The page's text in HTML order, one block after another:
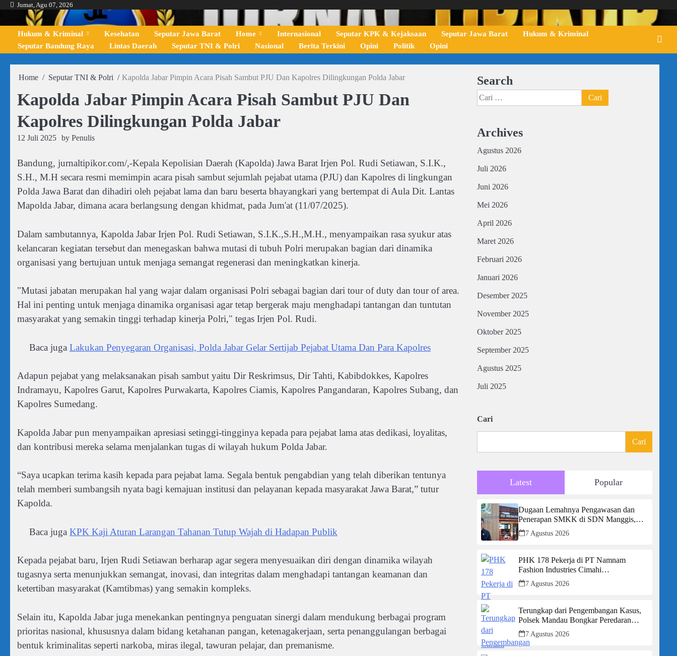
Skip
content
Jumat, Agu 07, 2026
Hukum & Kriminal Kesehatan Seputar Jawa Barat Home Internasional Seputar KPK & Kejaksaan Seputar Jawa Barat
Hukum & Kriminal
Seputar Bandung Raya
Lintas Daerah Seputar TNI & Polri Nasional Berita Terkini Opini Politik Opini
Home Seputar TNI & Polri Kapolda Jabar Pimpin Acara Pisah Sambut PJU Dan Kapolres Dilingkungan Polda Jabar
Kapolda Jabar Pimpin Acara Pisah Sambut PJU Dan
Kapolres Dilingkungan Polda Jabar
12 Juli 2025 by Penulis
Bandung, jurnaltipikor.com/,-Kepala Kepolisian Daerah (Kapolda) Jawa Barat Irjen Pol. Rudi Setiawan, S.I.K.,
S.H., M.H secara resmi memimpin acara pisah sambut sejumlah pejabat utama (PJU) dan Kapolres di lingkungan
Polda Jawa Barat dan dihadiri oleh pejabat lama dan baru beserta bhayangkari yang bertempat di Aula Dit. Lantas
Mapolda Jabar, dimana acara berlangsung dengan khidmat, pada Jum'at (11/07/2025).
Dalam sambutannya, Kapolda Jabar Irjen Pol. Rudi Setiawan, S.I.K.,S.H.,M.H., menyampaikan rasa syukur atas
kelancaran kegiatan tersebut dan menegaskan bahwa mutasi di tubuh Polri merupakan bagian dari dinamika
organisasi yang bertujuan untuk menjaga semangat regenerasi dan meningkatkan kinerja.
"Mutasi jabatan merupakan hal yang wajar dalam organisasi Polri sebagai bagian dari tour of duty dan tour of area.
Hal ini penting untuk menjaga dinamika organisasi agar tetap bergerak maju menghadapi tantangan dan tuntutan
masyarakat yang semakin tinggi terhadap kinerja Polri," tegas Irjen Pol. Rudi.
Baca juga Lakukan Penyegaran Organisasi, Polda Jabar Gelar Sertijab Pejabat Utama Dan Para Kapolres
Adapun pejabat yang melaksanakan pisah sambut yaitu Dir Reskrimsus, Dir Tahti, Kabibdokkes, Kapolres
Indramayu, Kapolres Garut, Kapolres Purwakarta, Kapolres Ciamis, Kapolres Pangandaran, Kapolres Subang, dan
Kapolres Sumedang.
Kapolda Jabar pun menyampaikan apresiasi setinggi-tingginya kepada para pejabat lama atas dedikasi, loyalitas,
dan kontribusi mereka selama menjalankan tugas di wilayah hukum Polda Jabar.
“Saya ucapkan terima kasih kepada para pejabat lama. Segala bentuk pengabdian yang telah diberikan tentunya
telah memberi sumbangsih nyata bagi kemajuan institusi dan pelayanan kepada masyarakat Jawa Barat,” tutur
Kapolda.
Baca juga KPK Kaji Aturan Larangan Tahanan Tutup Wajah di Hadapan Publik
Kepada pejabat baru, Irjen Rudi Setiawan berharap agar segera menyesuaikan diri dengan dinamika wilayah
tugasnya serta menunjukkan semangat, inovasi, dan integritas dalam menghadapi tantangan keamanan dan
ketertiban masyarakat (Kamtibmas) yang semakin kompleks.
Selain itu, Kapolda Jabar juga menekankan pentingnya penguatan sinergi dalam mendukung berbagai program
prioritas nasional, khususnya dalam bidang ketahanan pangan, ketenagakerjaan, serta penanggulangan berbagai
bentuk kriminalitas seperti narkoba, miras ilegal, tawuran pelajar, dan premanisme.
Search
Cari
untuk:
Archives
Agustus 2026
Juli 2026
Juni 2026
Mei 2026
April 2026
Maret 2026
Februari 2026
Januari 2026
Desember 2025
November 2025
Oktober 2025
September 2025
Agustus 2025
Juli 2025
Cari
Cari
Latest Popular
Dugaan Lemahnya Pengawasan dan
Penerapan SMKK di SDN Manggis,
Ketua Komisi IV “Kami Tidak Akan
Segan Menindak”
7 Agustus 2026
PHK 178 Pekerja di PT Namnam
Fashion Industries Cimahi
Dipertanyakan: Perusahaan Klaim Rugi,
Laporan Keuangan Justru Tunjukkan
7 Agustus 2026
Terungkap dari Pengembangan Kasus,
Polsek Mandau Bongkar Peredaran
Sabu dan Ekstasi di Air Jamban, Tiga
Pelaku Diamankan
7 Agustus 2026